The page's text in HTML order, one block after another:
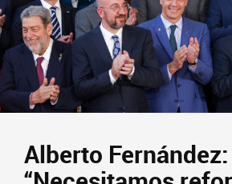
Alberto Fernández: